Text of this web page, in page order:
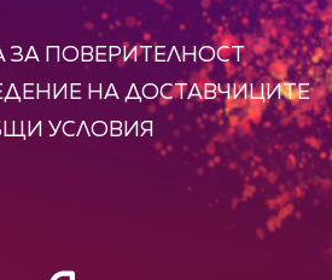
ЗА ПОВЕРИТЕЛНОСТ
НА ДОСТАВЧИЦИТЕ
УСЛОВИЯ